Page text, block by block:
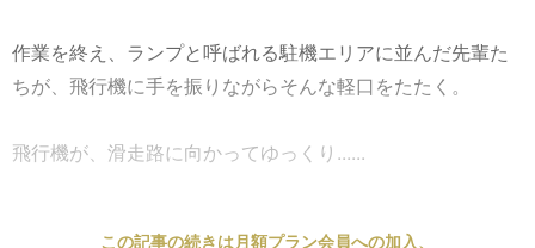
作業を終え、ランプと呼ばれる駐機エリアに並んだ先輩た
ちが、飛行機に手を振りながらそんな軽口をたたく。
飛行機が、滑走路に向かってゆっくり......
この記事の続きは月額プラン会員への加入、